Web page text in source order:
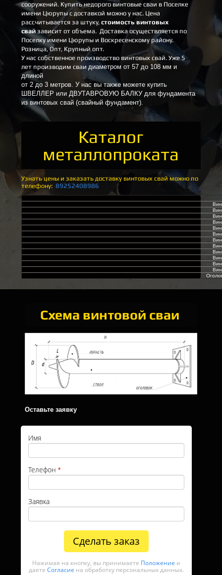
сооружений. Купить недорого винтовые сваи в Поселке
имени Цюрупыс доставкой можно у нас. Цена
рассчитывается за штуку,стоимость винтовых
свайзависит от объема.Доставка осуществляется по
Поселку имени Цюрупы и Воскресенскому району.
Розница, Опт, Крупный опт.
У нас собственное производство винтовых свай. Уже 5
лет производим сваидиаметром от 57 до 108 мм и
длиной
от 2 до 3 метров. У нас вы также можете купить
ШВЕЛЛЕР или ДВУТАВРОВУЮ БАЛКУдля фундамента
из винтовых свай (свайный фундамент).
Каталог
металлопроката
Узнать цены и заказать доставку винтовых свай можно по
телефону: 89252408986
Схема винтовой сваи
Оставьте заявку
Имя
Телефон *
Заявка
Сделать заказ
Нажимая на кнопку, вы принимаете Положение и
даете Согласие на обработку персональных данных.